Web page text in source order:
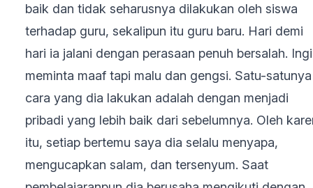
baik dan tidak seharusnya dilakukan oleh siswa
terhadap guru, sekalipun itu guru baru. Hari demi
hari ia jalani dengan perasaan penuh bersalah.
meminta maaf tapi malu dan gengsi. Satu-satunya
cara yang dia lakukan adalah dengan menjadi
pribadi yang lebih baik dari sebelumnya. Oleh
itu, setiap bertemu saya dia selalu menyapa,
mengucapkan salam, dan tersenyum. Saat